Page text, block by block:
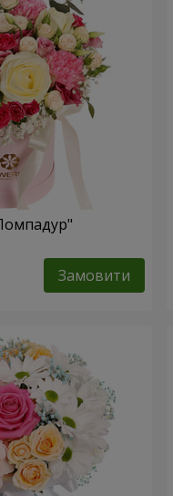
Замовити